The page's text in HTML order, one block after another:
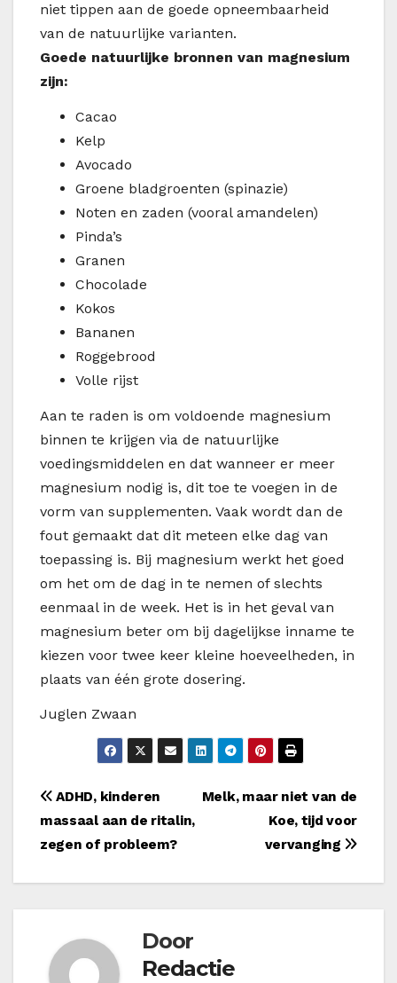
niet tippen aan de goede opneembaarheid
van de natuurlijke varianten.
Goede natuurlijke bronnen van magnesium
zijn:
Cacao
Kelp
Avocado
Groene bladgroenten (spinazie)
Noten en zaden (vooral amandelen)
Pinda’s
Granen
Chocolade
Kokos
Bananen
Roggebrood
Volle rijst
Aan te raden is om voldoende magnesium
binnen te krijgen via de natuurlijke
voedingsmiddelen en dat wanneer er meer
magnesium nodig is, dit toe te voegen in de
vorm van supplementen. Vaak wordt dan de
fout gemaakt dat dit meteen elke dag van
toepassing is. Bij magnesium werkt het goed
om het om de dag in te nemen of slechts
eenmaal in de week. Het is in het geval van
magnesium beter om bij dagelijkse inname te
kiezen voor twee keer kleine hoeveelheden, in
plaats van één grote dosering.
Juglen Zwaan
Bericht
navigatie
Melk, maar niet van de
Koe, tijd voor
vervanging
ADHD, kinderen
massaal aan de ritalin,
zegen of probleem?
Door
Redactie